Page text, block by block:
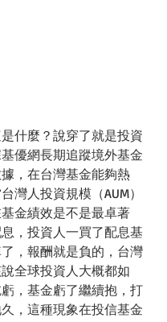
什麼？說穿了就是投資
優網長期追蹤境外基金
，在台灣基金能夠熱
灣人投資規模（AUM）
金績效是不是最卓著
，投資人一買了配息基
，報酬就是負的，台灣
全球投資人大概都如
，基金虧了繼續抱，打
，這種現象在投信基金